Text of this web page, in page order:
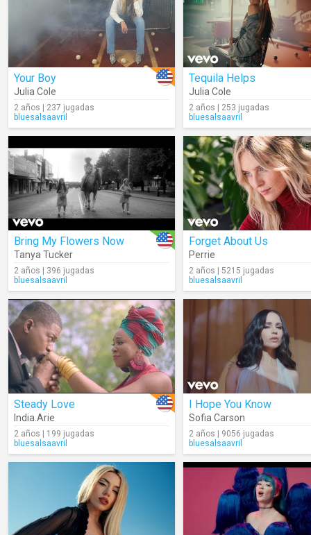
Your Boy
Julia Cole
2 años | 237 jugadas
bluesalsaavril
Tequila Helps
Julia Cole
2 años | 253 jugadas
bluesalsaavril
Bring My Flowers Now
Tanya Tucker
2 años | 396 jugadas
bluesalsaavril
Forget About Us
Perrie
2 años | 5215 jugadas
bluesalsaavril
Steady Love
India.Arie
2 años | 199 jugadas
bluesalsaavril
I Hope You Know
Sofia Carson
2 años | 9056 jugadas
bluesalsaavril